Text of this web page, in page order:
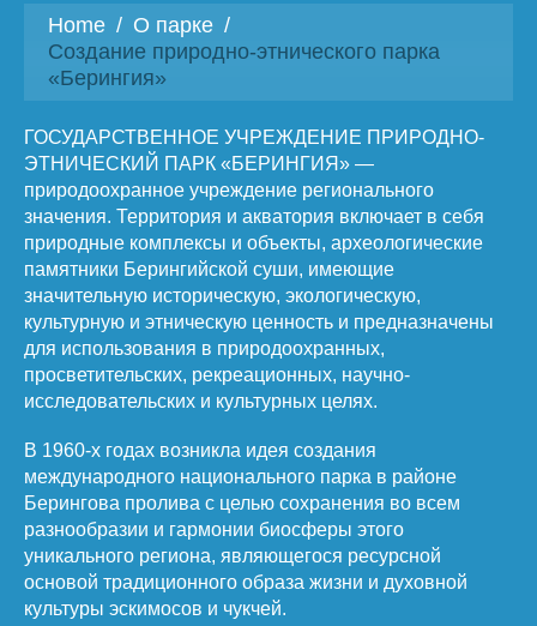
Home / О парке /
Создание природно-этнического парка
«Берингия»
ГОСУДАРСТВЕННОЕ УЧРЕЖДЕНИЕ ПРИРОДНО-
ЭТНИЧЕСКИЙ ПАРК «БЕРИНГИЯ» —
природоохранное учреждение регионального
значения. Территория и акватория включает в себя
природные комплексы и объекты, археологические
памятники Берингийской суши, имеющие
значительную историческую, экологическую,
культурную и этническую ценность и предназначены
для использования в природоохранных,
просветительских, рекреационных, научно-
исследовательских и культурных целях.
В 1960-х годах возникла идея создания
международного национального парка в районе
Берингова пролива с целью сохранения во всем
разнообразии и гармонии биосферы этого
уникального региона, являющегося ресурсной
основой традиционного образа жизни и духовной
культуры эскимосов и чукчей.